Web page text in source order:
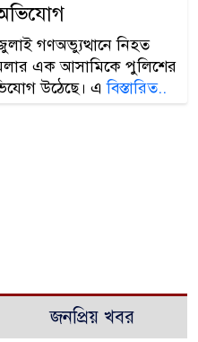
গণঅভ্যুত্থানে নিহত
এক আসামিকে পুলিশের
উঠেছে। এবিস্তারিত..
জনপ্রিয় খবর